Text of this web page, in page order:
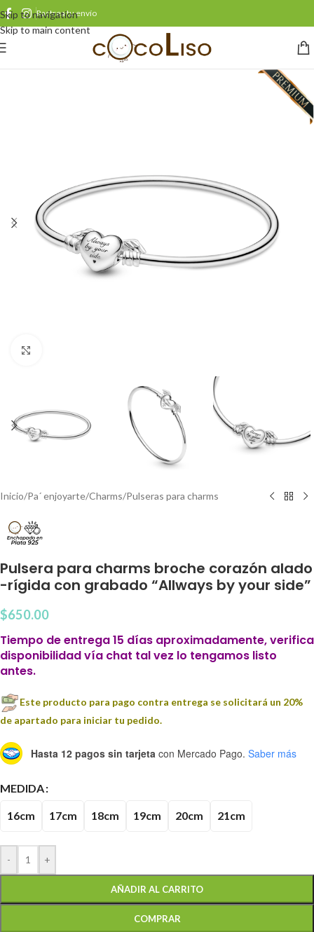
Skip to navigation
Skip to main content
Rastrea tu envío
Inicio/Pa´ enjoyarte/Charms/Pulseras para charms
Pulsera para charms broche corazón alado
-rígida con grabado “Allways by your side”
$650.00
Tiempo de entrega 15 días aproximadamente, verifica
disponibilidad vía chat tal vez lo tengamos listo
antes.
Este producto para pago contra entrega se solicitará un 20%
de apartado para iniciar tu pedido.
Hasta 12 pagos sin tarjeta con Mercado Pago. Saber más
MEDIDA
16cm 17cm 18cm 19cm 20cm 21cm
- +
AÑADIR AL CARRITO
COMPRAR